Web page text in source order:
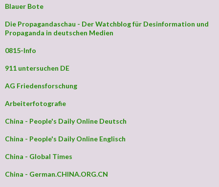
Blauer Bote
Die Propagandaschau - Der Watchblog für Desinformation und
Propaganda in deutschen Medien
0815-Info
911 untersuchen DE
AG Friedensforschung
Arbeiterfotografie
China - People's Daily Online Deutsch
China - People's Daily Online Englisch
China - Global Times
China - German.CHINA.ORG.CN